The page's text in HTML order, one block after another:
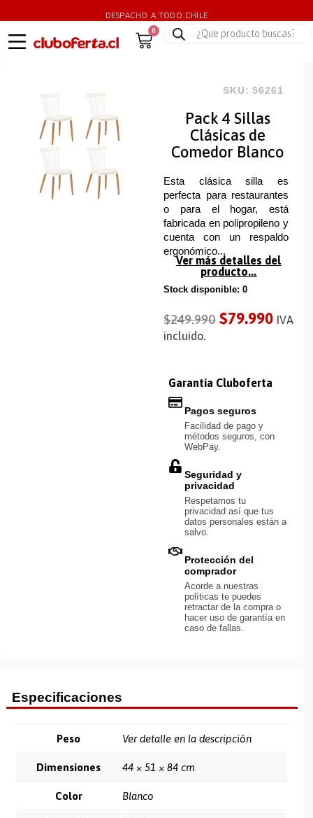
DESPACHO A TODO CHILE
0
SKU: 56261
Pack 4 Sillas
Clásicas de
Comedor Blanco
Esta clásica silla es
perfecta para restaurantes
o para el hogar, está
fabricada en polipropileno y
cuenta con un respaldo
ergonómico...
Ver más detalles del
producto...
Stock disponible: 0
$249.990 $79.990 IVA
incluido.
Garantía Cluboferta
Pagos seguros
Facilidad de pago y
métodos seguros, con
WebPay.
Seguridad y
privacidad
Respetamos tu
privacidad así que tus
datos personales están a
salvo.
Protección del
comprador
Acorde a nuestras
políticas te puedes
retractar de la compra o
hacer uso de garantía en
caso de fallas.
Especificaciones
Peso Ver detalle en la descripción
Dimensiones 44 × 51 × 84 cm
Color Blanco